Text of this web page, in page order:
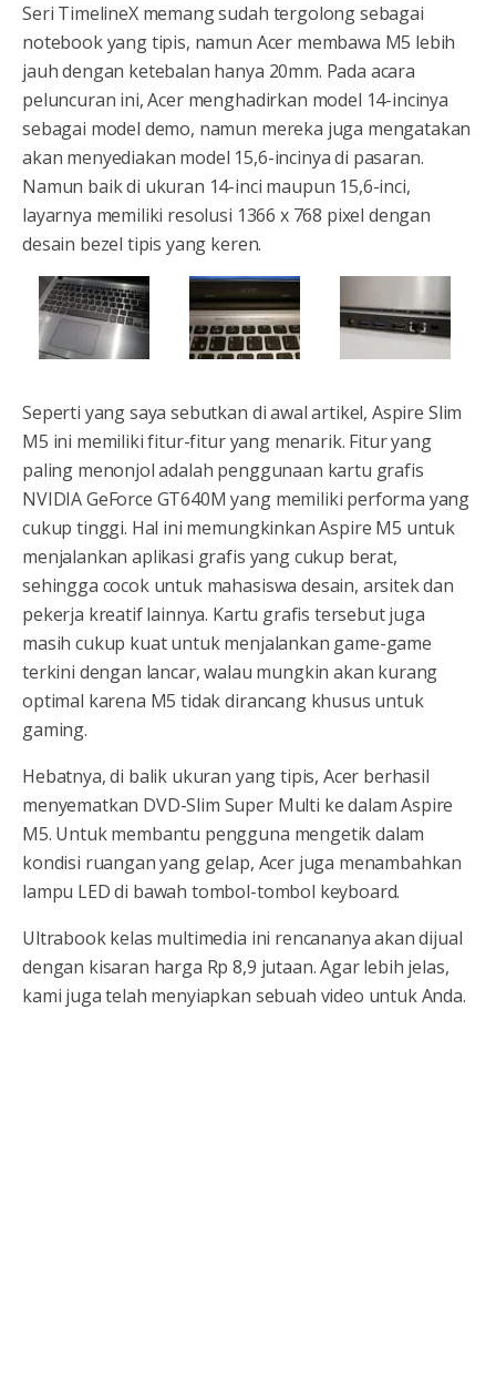
Seri TimelineX memang sudah tergolong sebagai
notebook yang tipis, namun Acer membawa M5 lebih
jauh dengan ketebalan hanya 20mm. Pada acara
peluncuran ini, Acer menghadirkan model 14-incinya
sebagai model demo, namun mereka juga mengatakan
akan menyediakan model 15,6-incinya di pasaran.
Namun baik di ukuran 14-inci maupun 15,6-inci,
layarnya memiliki resolusi 1366 x 768 pixel dengan
desain bezel tipis yang keren.
Seperti yang saya sebutkan di awal artikel, Aspire Slim
M5 ini memiliki fitur-fitur yang menarik. Fitur yang
paling menonjol adalah penggunaan kartu grafis
NVIDIA GeForce GT640M yang memiliki performa yang
cukup tinggi. Hal ini memungkinkan Aspire M5 untuk
menjalankan aplikasi grafis yang cukup berat,
sehingga cocok untuk mahasiswa desain, arsitek dan
pekerja kreatif lainnya. Kartu grafis tersebut juga
masih cukup kuat untuk menjalankan game-game
terkini dengan lancar, walau mungkin akan kurang
optimal karena M5 tidak dirancang khusus untuk
gaming.
Hebatnya, di balik ukuran yang tipis, Acer berhasil
menyematkan DVD-Slim Super Multi ke dalam Aspire
M5. Untuk membantu pengguna mengetik dalam
kondisi ruangan yang gelap, Acer juga menambahkan
lampu LED di bawah tombol-tombol keyboard.
Ultrabook kelas multimedia ini rencananya akan dijual
dengan kisaran harga Rp 8,9 jutaan. Agar lebih jelas,
kami juga telah menyiapkan sebuah video untuk Anda.